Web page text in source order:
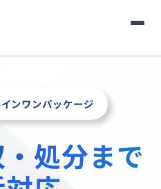
ンワンパッケージ
処分まで